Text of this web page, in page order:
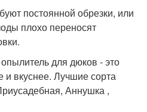
постоянной обрезки, или
плохо переносят
для дюков - это
вкуснее. Лучшие сорта
Аннушка ,